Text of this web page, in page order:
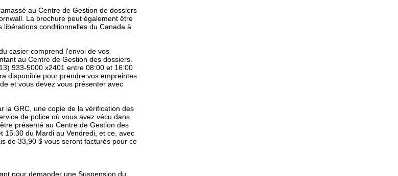
au Centre de Gestion de dossiers
La brochure peut également être
conditionnelles du Canada à
casier comprend l'envoi de vos
au Centre de Gestion des dossiers.
933-5000 x2401 entre 08:00 et 16:00
disponible pour prendre vos empreintes
et vous devez vous présenter avec
la GRC, une copie de la vérification des
de police où vous avez vécu dans
présenté au Centre de Gestion des
15:30 du Mardi au Vendredi, et ce, avec
de 33,90 $ vous seront facturés pour ce
pour demander une Suspension du